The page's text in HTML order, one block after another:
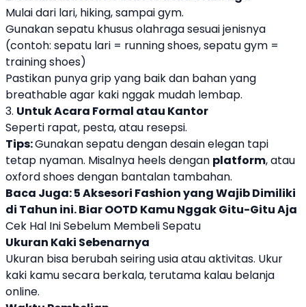
Mulai dari lari, hiking, sampai gym.
Gunakan sepatu khusus olahraga sesuai jenisnya
(contoh: sepatu lari = running shoes, sepatu gym =
training shoes)
Pastikan punya grip yang baik dan bahan yang
breathable agar kaki nggak mudah lembap.
3. Untuk Acara Formal atau Kantor
Seperti rapat, pesta, atau resepsi.
Tips:Gunakan sepatu dengan desain elegan tapi
tetap nyaman. Misalnya heels dengan platform, atau
oxford shoes dengan bantalan tambahan.
Baca Juga:5 Aksesori Fashion yang Wajib Dimiliki
di Tahun ini. Biar OOTD Kamu Nggak Gitu-Gitu Aja
Cek Hal Ini Sebelum Membeli Sepatu
Ukuran Kaki Sebenarnya
Ukuran bisa berubah seiring usia atau aktivitas. Ukur
kaki kamu secara berkala, terutama kalau belanja
online.